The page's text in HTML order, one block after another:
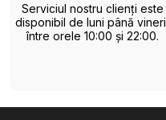
Serviciul nostru clienți este
disponibil de luni până vineri,
între orele 10:00 și 22:00.